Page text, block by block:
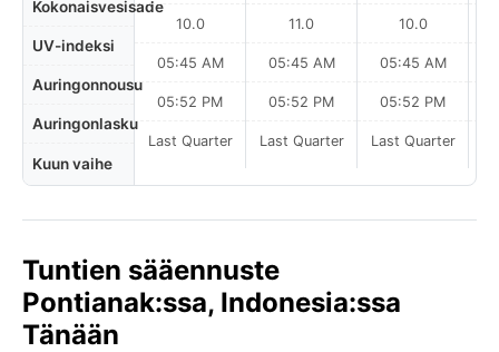
Kokonaisvesisade
UV-indeksi
Auringonnousu
Auringonlasku
Kuun vaihe
10.0
05:45 AM
05:52 PM
Last Quarter
11.0
05:45 AM
05:52 PM
Last Quarter
10.0
05:45 AM
05:52 PM
Last Quarter
Tuntien sääennuste
Pontianak:ssa, Indonesia:ssa
Tänään